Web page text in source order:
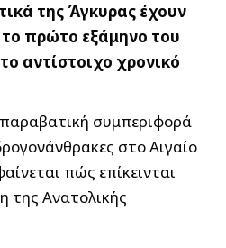
της Άγκυρας έχουν
πρώτο εξάμηνο του
αντίστοιχο χρονικό
συμπεριφορά
στο Αιγαίο
πώς επίκεινται
της Ανατολικής